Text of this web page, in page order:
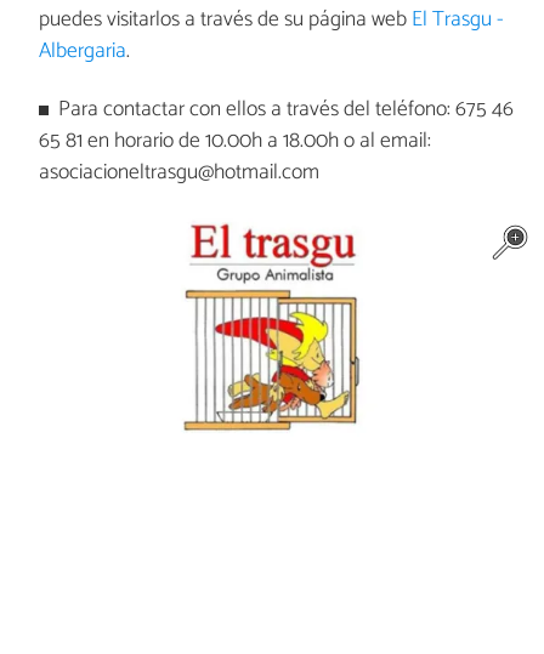
puedes visitarlos a través de su página webEl Trasgu -
Albergaria.
Para contactar con ellos a través del teléfono: 675 46
65 81 en horario de 10.00h a 18.00h o al email:
asociacioneltrasgu@hotmail.com